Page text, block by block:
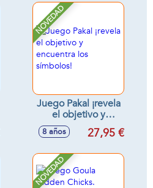
Juego! 18X23X5,5
NOVEDAD
Juego Pakal ¡revela
el objetivo y
encuentra los
símbolos!
8 años 27,95 €
NOVEDAD